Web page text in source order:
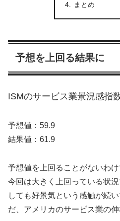
まとめ
予想を上回る結果に
ISMのサービス業景況感指
予想値：59.9
結果値：61.9
予想値を上回ることがないわ
今回は大きく上回っている状
しても好景気という感触が続
だ、アメリカのサービス業の伸